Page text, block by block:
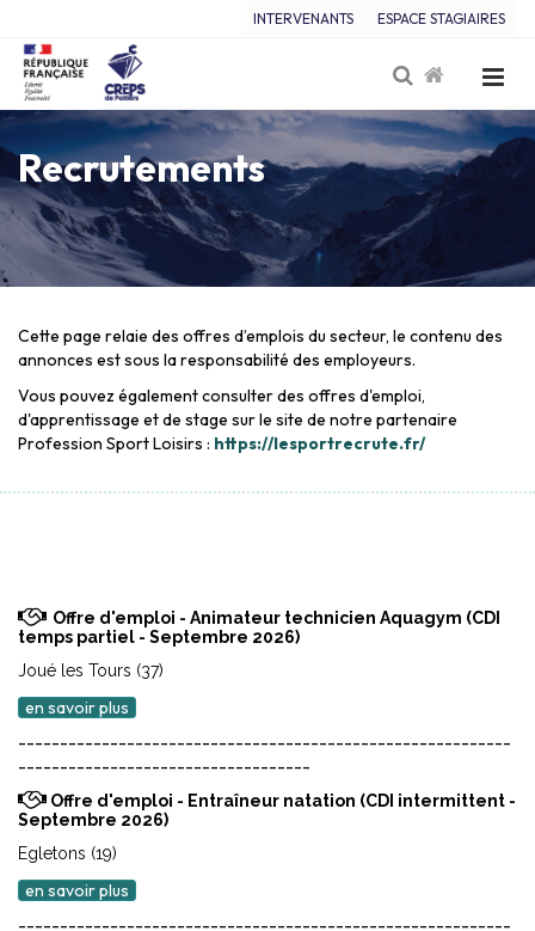
INTERVENANTS ESPACE STAGIAIRES
Recrutements
Cette page relaie des offres d’emplois du secteur, le contenu des
annonces est sous la responsabilité des employeurs.
Vous pouvez également consulter des offres d'emploi,
d'apprentissage et de stage sur le site de notre partenaire
Profession Sport Loisirs : https://lesportrecrute.fr/
Offre d'emploi - Animateur technicien Aquagym (CDI
temps partiel - Septembre 2026)
Joué les Tours (37)
en savoir plus
-----------------------------------------------------------
-----------------------------------
Offre d'emploi - Entraîneur natation (CDI intermittent -
Septembre 2026)
Egletons (19)
en savoir plus
-----------------------------------------------------------